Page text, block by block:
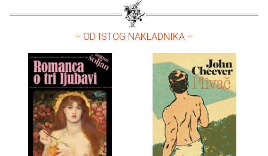
– OD ISTOG NAKLADNIKA –